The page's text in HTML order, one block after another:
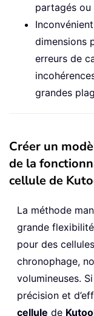
partagés ou
dimensions
erreurs de
grandes
Créer un
de la
cellule de
La méthode
grande
pour des
chronophage,
volumineuses.
précision et
cellule de